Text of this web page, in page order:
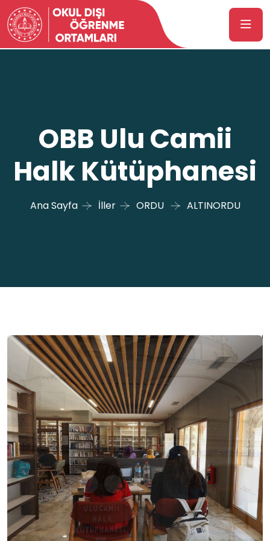
OBB Ulu Camii
Halk Kütüphanesi
Ana Sayfa İller ORDU ALTINORDU